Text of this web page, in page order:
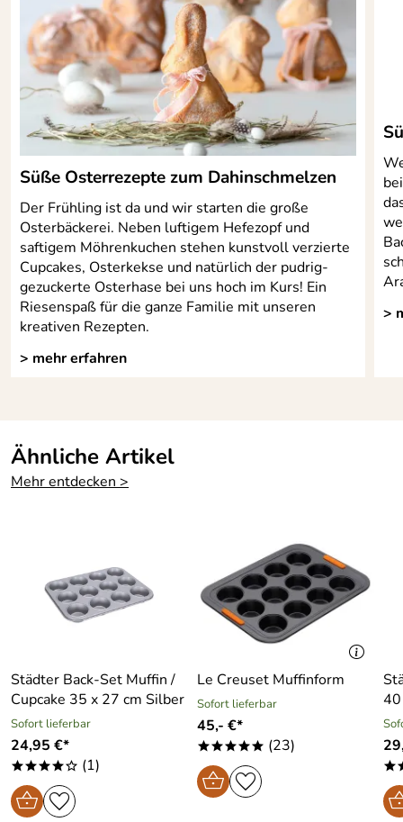
info@wmf.de
Süße Osterrezepte zum Dahinschmelzen
Der Frühling ist da und wir starten die große
Osterbäckerei. Neben luftigem Hefezopf und
saftigem Möhrenkuchen stehen kunstvoll verzierte
Cupcakes, Osterkekse und natürlich der pudrig-
gezuckerte Osterhase bei uns hoch im Kurs! Ein
Riesenspaß für die ganze Familie mit unseren
kreativen Rezepten.
> mehr erfahren
>
Ähnliche Artikel
Mehr entdecken >
Städter Back-Set Muffin /
Cupcake 35 x 27 cm Silber
Sofort lieferbar
24,95 €*
****o (1)
Le Creuset Muffinform
Sofort lieferbar
45,- €*
***** (23)